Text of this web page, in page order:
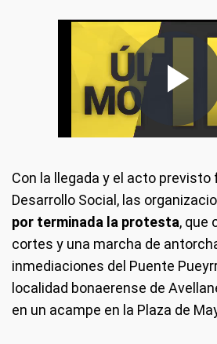
Con la llegada y el acto previsto
Desarrollo Social, las
por terminada la protesta, que
cortes y una marcha de
inmediaciones del Puente
localidad bonaerense de
en un acampe en la Plaza de